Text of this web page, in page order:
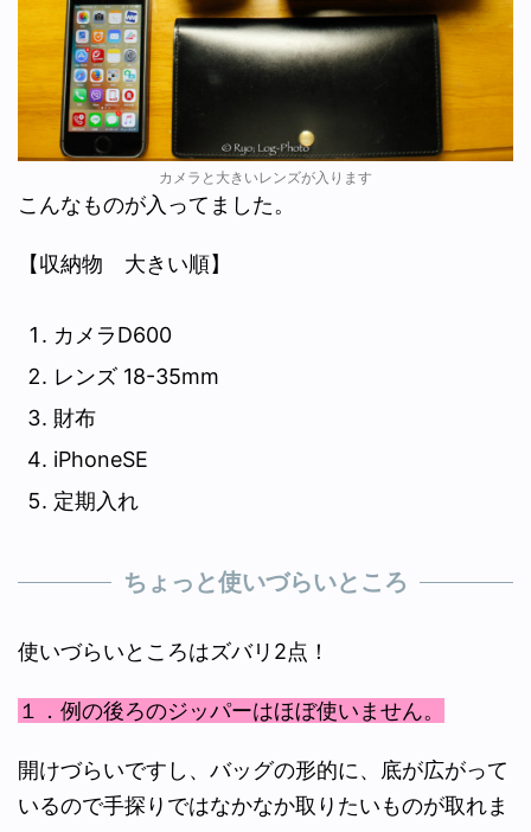
カメラと大きいレンズが入ります
こんなものが入ってました。
【収納物 大きい順】
カメラD600
レンズ 18-35mm
財布
iPhoneSE
定期入れ
ちょっと使いづらいところ
使いづらいところはズバリ2点！
１．例の後ろのジッパーはほぼ使いません。
開けづらいですし、バッグの形的に、底が広がって
いるので手探りではなかなか取りたいものが取れま